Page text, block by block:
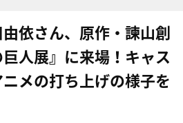
依さん、原作・諫山創
人展』に来場！キャス
ニメの打ち上げの様子を